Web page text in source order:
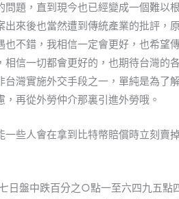
題，直到現今也已經變成一個難以
來後也當然遭到傳統產業的批評，
不錯，我相信一定會更好，也希望
信一切都會更好的，也期待台灣的
灣實施外交手段之一，單純是為了
再從外勞仲介那裏引進外勞哦。
些人會在拿到比特幣賠償時立刻賣
日盤中跌百分之○點一至六四九五點